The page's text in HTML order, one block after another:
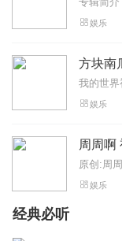
娱乐
方块南
娱乐
周周啊
原创:周
娱乐
经典必听